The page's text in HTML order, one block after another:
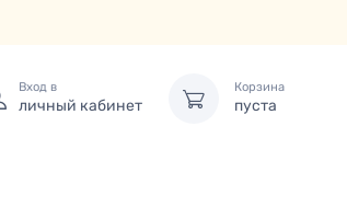
Вход в
личный кабинет
Корзина
пуста